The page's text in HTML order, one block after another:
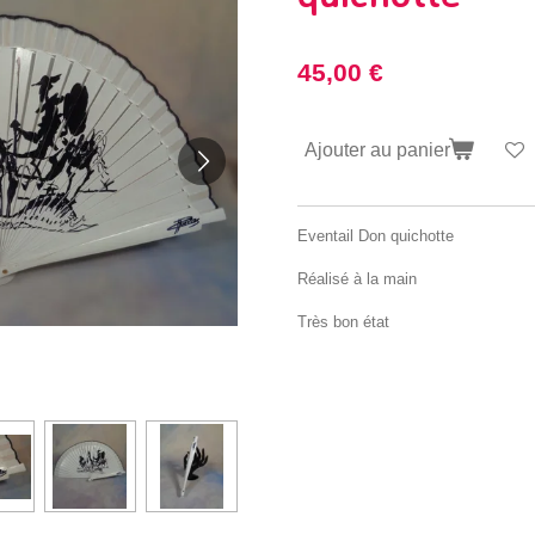
45,00 €
Ajouter au panier
Eventail Don quichotte
Réalisé à la main
Très bon état